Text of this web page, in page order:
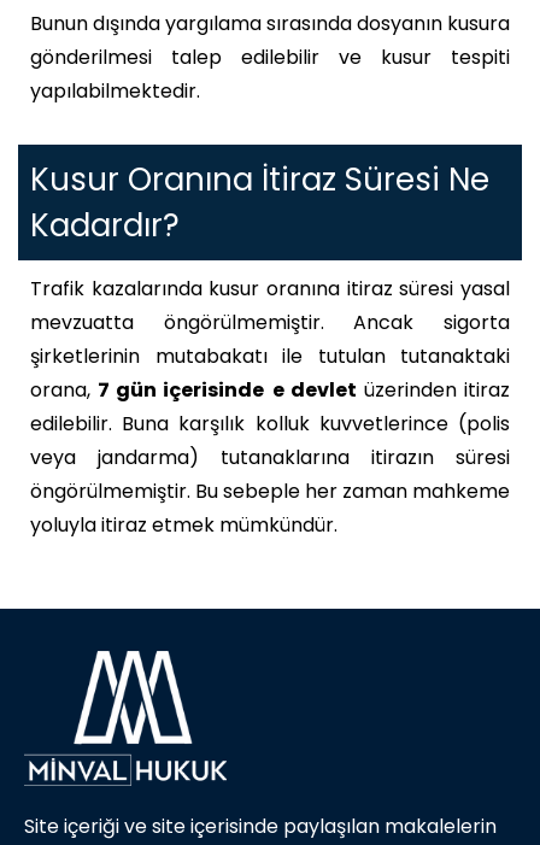
Bunun dışında yargılama sırasında dosyanın kusura
gönderilmesi talep edilebilir ve kusur tespiti
yapılabilmektedir.
Kusur Oranına İtiraz Süresi Ne
Kadardır?
Trafik kazalarında kusur oranına itiraz süresi yasal
mevzuatta öngörülmemiştir. Ancak sigorta
şirketlerinin mutabakatı ile tutulan tutanaktaki
orana, 7 gün içerisinde e devlet üzerinden itiraz
edilebilir. Buna karşılık kolluk kuvvetlerince (polis
veya jandarma) tutanaklarına itirazın süresi
öngörülmemiştir. Bu sebeple her zaman mahkeme
yoluyla itiraz etmek mümkündür.
Site içeriği ve site içerisinde paylaşılan makalelerin